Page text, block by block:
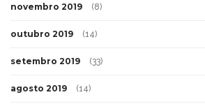
novembro 2019 (8)
outubro 2019 (14)
setembro 2019 (33)
agosto 2019 (14)